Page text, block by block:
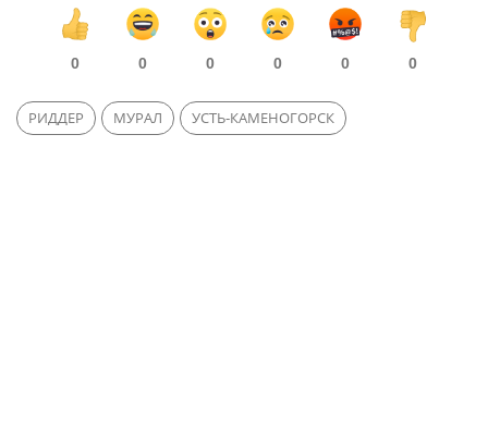
0 0 0 0 0 0
РИДДЕР МУРАЛ УСТЬ-КАМЕНОГОРСК